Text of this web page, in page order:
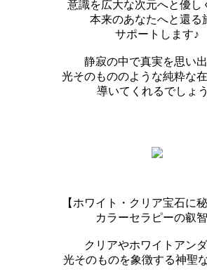
意識を広大な次元へと優し
本来のあなたへと還る
サポートします♪
静寂の中で真実を思い出
光そのもののような純粋な
導いてくれるでしょ
【ホワイト・クリア宝石に
カラーセラピーの叡智
クリアやホワイトアン
光そのものを象徴する神聖